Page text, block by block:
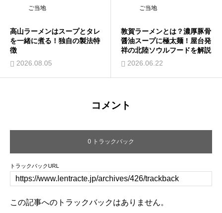
ご当地
高山ラーメンはスープとタレ
を一緒に煮る！独自の製法特
徴
2026.08.05
ご当地
敦賀ラーメンとは？濃厚豚骨
醤油スープに極太麺！屋台発
祥の北陸ソウルフードを解説
2026.06.22
コメント
0 トラックバック
トラックバックURL
この記事へのトラックバックはありません。